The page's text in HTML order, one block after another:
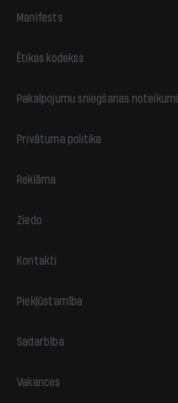
Manifests
Ētikas kodekss
Pakalpojumu sniegšanas noteikumi
Privātuma politika
Reklāma
Ziedo
Kontakti
Piekļūstamība
Sadarbība
Vakances